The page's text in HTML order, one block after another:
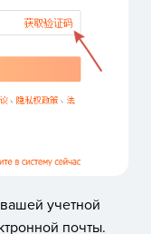
учетной
почты.